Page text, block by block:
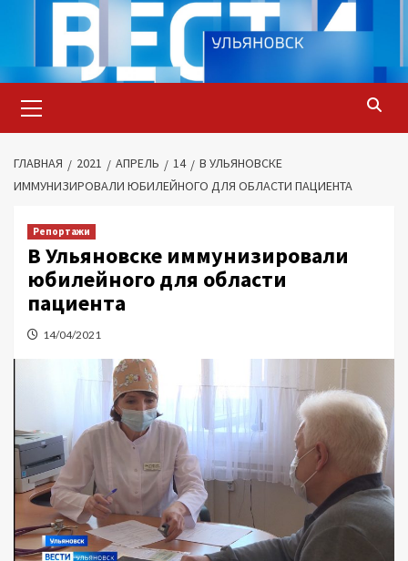
содержимому
меню
ГЛАВНАЯ 2021 АПРЕЛЬ 14
В УЛЬЯНОВСКЕ
ИММУНИЗИРОВАЛИ ЮБИЛЕЙНОГО ДЛЯ ОБЛАСТИ ПАЦИЕНТА
Репортажи
В Ульяновске иммунизировали
юбилейного для области
пациента
14/04/2021